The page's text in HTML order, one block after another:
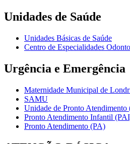
Unidades de Saúde
Unidades Básicas de Saúde
Centro de Especialidades
Urgência e Emergência
Maternidade Municipal de
SAMU
Unidade de Pronto Atendimento
Pronto Atendimento Infantil
Pronto Atendimento (PA)